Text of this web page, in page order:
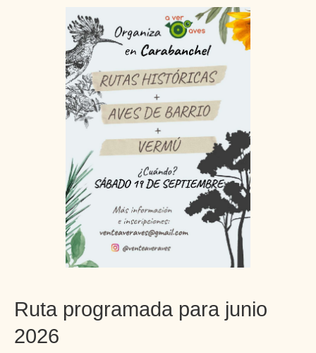
Ruta programada para junio
2026